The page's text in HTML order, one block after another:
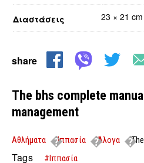
Διαστάσεις 23 × 21 cm
share
The bhs complete
management
Αθλήματα Ιππασία Άλογα
and stable management
Tags #Ιππασία